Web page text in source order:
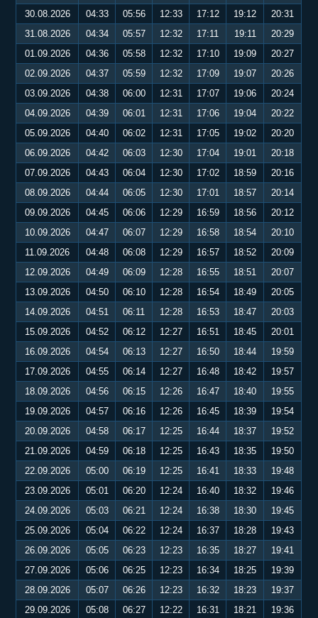
30.08.2026
04:33 05:56 12:33 17:12 19:12
20:31
31.08.2026
04:34 05:57 12:32 17:11 19:11
20:29
01.09.2026
04:36 05:58 12:32 17:10 19:09
20:27
02.09.2026
04:37 05:59 12:32 17:09 19:07
20:26
03.09.2026
04:38 06:00 12:31 17:07 19:06
20:24
04.09.2026
04:39 06:01 12:31 17:06 19:04
20:22
05.09.2026
04:40 06:02 12:31 17:05 19:02
20:20
06.09.2026
04:42 06:03 12:30 17:04 19:01
20:18
07.09.2026
04:43 06:04 12:30 17:02 18:59
20:16
08.09.2026
04:44 06:05 12:30 17:01 18:57
20:14
09.09.2026
04:45 06:06 12:29 16:59 18:56
20:12
10.09.2026
04:47 06:07 12:29 16:58 18:54
20:10
11.09.2026
04:48 06:08 12:29 16:57 18:52
20:09
12.09.2026
04:49 06:09 12:28 16:55 18:51
20:07
13.09.2026
04:50 06:10 12:28 16:54 18:49
20:05
14.09.2026
04:51 06:11 12:28 16:53 18:47
20:03
15.09.2026
04:52 06:12 12:27 16:51 18:45
20:01
16.09.2026
04:54 06:13 12:27 16:50 18:44
19:59
17.09.2026
04:55 06:14 12:27 16:48 18:42
19:57
18.09.2026
04:56 06:15 12:26 16:47 18:40
19:55
19.09.2026
04:57 06:16 12:26 16:45 18:39
19:54
20.09.2026
04:58 06:17 12:25 16:44 18:37
19:52
21.09.2026
04:59 06:18 12:25 16:43 18:35
19:50
22.09.2026
05:00 06:19 12:25 16:41 18:33
19:48
23.09.2026
05:01 06:20 12:24 16:40 18:32
19:46
24.09.2026
05:03 06:21 12:24 16:38 18:30
19:45
25.09.2026
05:04 06:22 12:24 16:37 18:28
19:43
26.09.2026
05:05 06:23 12:23 16:35 18:27
19:41
27.09.2026
05:06 06:25 12:23 16:34 18:25
19:39
28.09.2026
05:07 06:26 12:23 16:32 18:23
19:37
29.09.2026
05:08 06:27 12:22 16:31 18:21
19:36